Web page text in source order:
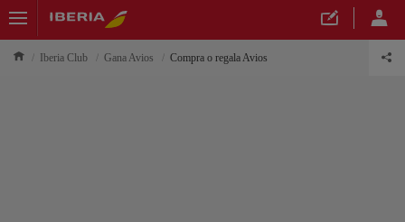
Iberia Club Gana Avios Compra o regala Avios